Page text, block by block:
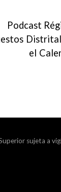
Podcast
el
sujeta a